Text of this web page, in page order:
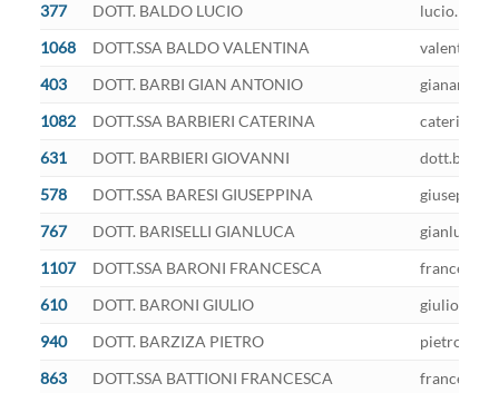
377
DOTT. BALDO LUCIO
1068
DOTT.SSA BALDO VALENTINA
403
DOTT. BARBI GIAN ANTONIO
1082
DOTT.SSA BARBIERI CATERINA
631
DOTT. BARBIERI GIOVANNI
578
DOTT.SSA BARESI GIUSEPPINA
767
DOTT. BARISELLI GIANLUCA
1107
DOTT.SSA BARONI FRANCESCA
610
DOTT. BARONI GIULIO
940
DOTT. BARZIZA PIETRO
863
DOTT.SSA BATTIONI FRANCESCA